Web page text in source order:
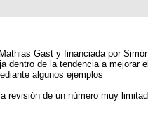
Gast y financiada por
de la tendencia a mejorar
algunos ejemplos
de un número muy